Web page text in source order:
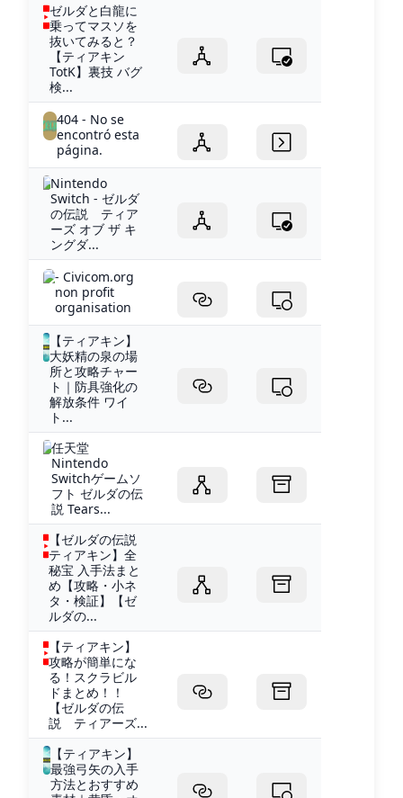
ゼルダと白龍に
乗ってマスソを
抜いてみると？
【ティアキン
TotK】裏技 バグ
検...
404 - No se
encontró esta
página.
Nintendo
Switch - ゼルダ
の伝説 ティア
ーズ オブ ザ キ
ングダ...
- Civicom.org
non profit
organisation
【ティアキン】
大妖精の泉の場
所と攻略チャー
ト｜防具強化の
解放条件 ワイ
ト...
任天堂
Nintendo
Switchゲームソ
フト ゼルダの伝
説 Tears...
【ゼルダの伝説
ティアキン】全
秘宝 入手法まと
め【攻略・小ネ
タ・検証】【ゼ
ルダの...
【ティアキン】
攻略が簡単にな
る！スクラビル
ドまとめ！！
【ゼルダの伝
説 ティアーズ...
【ティアキン】
最強弓矢の入手
方法とおすすめ